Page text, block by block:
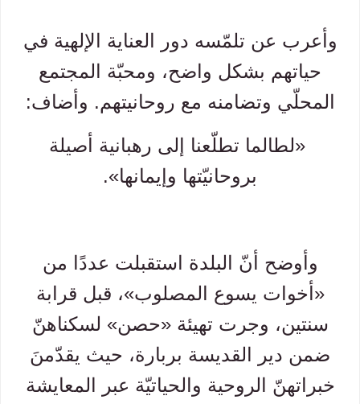
وأعرب عن تلمّسه دور العناية الإلهية في
حياتهم بشكل واضح، ومحبّة المجتمع
المحلّي وتضامنه مع روحانيتهم. وأضاف:
«لطالما تطلّعنا إلى رهبانية أصيلة
بروحانيّتها وإيمانها».
وأوضح أنّ البلدة استقبلت عددًا من
«أخوات يسوع المصلوب»، قبل قرابة
سنتين، وجرت تهيئة «حصن» لسكناهنّ
ضمن دير القديسة بربارة، حيث يقدّمنَ
خبراتهنّ الروحية والحياتيّة عبر المعايشة